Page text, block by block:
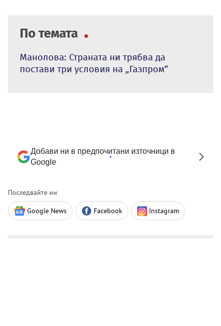
По темата
Манолова: Страната ни трябва да
постави три условия на „Газпром“
Добави ни в предпочитани източници в
Google
Последвайте ни
Google News Facebook Instagram